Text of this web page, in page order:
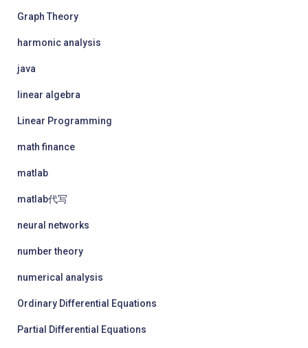
Graph Theory
harmonic analysis
java
linear algebra
Linear Programming
math finance
matlab
matlab代写
neural networks
number theory
numerical analysis
Ordinary Differential Equations
Partial Differential Equations